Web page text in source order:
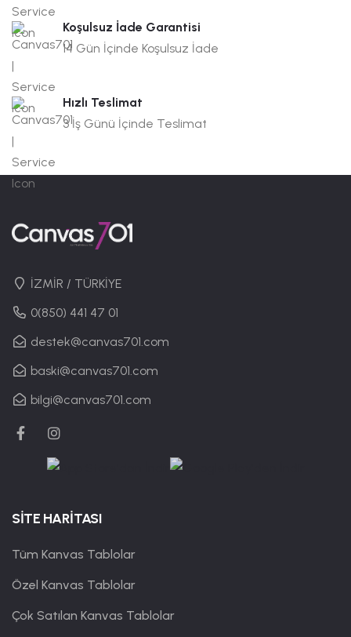
Koşulsuz İade Garantisi
14 Gün İçinde Koşulsuz İade
Hızlı Teslimat
3 İş Günü İçinde Teslimat
İZMİR / TÜRKİYE
0(850) 441 47 01
destek@canvas701.com
baski@canvas701.com
bilgi@canvas701.com
SİTE HARİTASI
Tüm Kanvas Tablolar
Özel Kanvas Tablolar
Çok Satılan Kanvas Tablolar